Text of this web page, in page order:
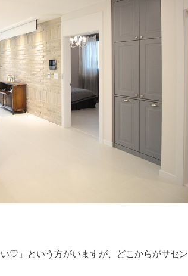
♡」という方がいますが、どこからがサセン